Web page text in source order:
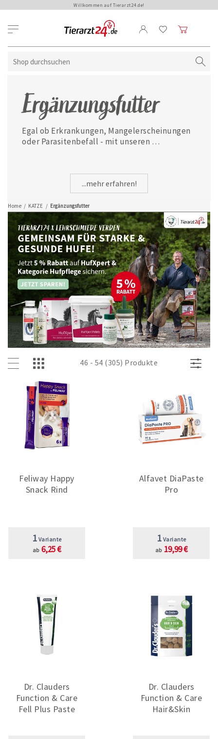
Willkommen auf Tierarzt24.de!
Home / KATZE / Ergänzungsfutter
Ergänzungsfutter
Egal ob Erkrankungen, Mangelerscheinungen
oder Parasitenbefall - mit unseren
...mehr erfahren!
46 - 54 (305) Produkte
Feliway Happy
Snack Rind
1 Variante
ab 6,25 €
Alfavet DiaPaste
Pro
1 Variante
ab 19,99 €
Dr. Clauders
Function & Care
Fell Plus Paste
Dr. Clauders
Function & Care
Hair&Skin